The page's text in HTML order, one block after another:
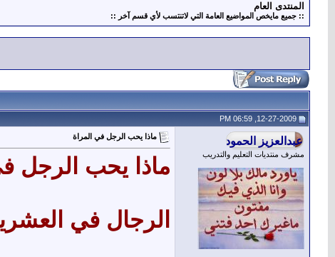
المنتدى العام
:: جميع مايخص المواضيع العامة التي لاتنتسب لأي قسم آخر ::
مشرف منتديات التعليم والتدريب
ماذا يحب الرجل في المراة
ماذا يحب الرجل
الرجال في